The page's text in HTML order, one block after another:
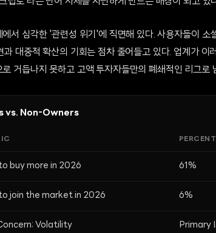
서 심각한 '관련성 위기'에 직면해 있다. 사용자들이 소
대중적 확산의 기회는 점차 줄어들고 있다. 업계가 이
거듭나지 못하고 고액 투자자들만의 폐쇄적인 리그로
vs. Non-Owners
buy more in 2026 61%
join the market in 2026 6%
Volatility Primary